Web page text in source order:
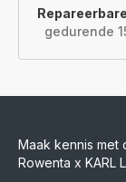
gedurende
Maak kennis met
Rowenta x KARL